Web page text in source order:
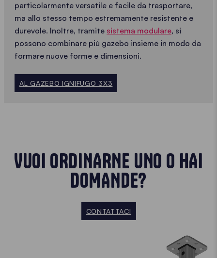
particolarmente versatile e facile da trasportare,
ma allo stesso tempo estremamente resistente e
durevole. Inoltre, tramite sistema modulare, si
possono combinare più gazebo insieme in modo da
formare nuove forme e dimensioni.
AL GAZEBO IGNIFUGO 3X3
VUOI ORDINARNE UNO O HAI
DOMANDE?
CONTATTACI